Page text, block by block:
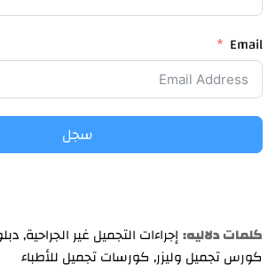
Email
سجل
كلمات دلاليه:إجراءات التجميل غير الجراحية,
كورس تجميل وليزر, كورسات تجميل للأطباء